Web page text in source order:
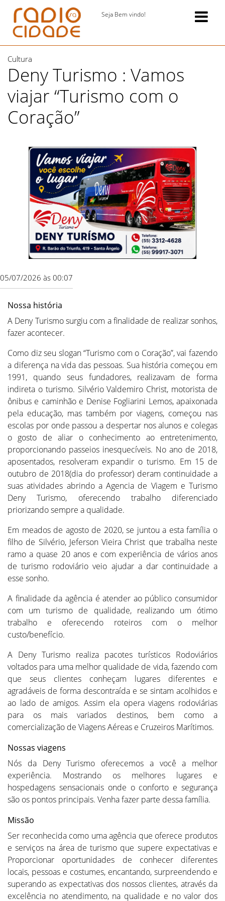
Seja Bem vindo!
Cultura
Deny Turismo : Vamos
viajar “Turismo com o
Coração”
05/07/2026 às 00:07
Nossa história
A Deny Turismo surgiu com a finalidade de realizar sonhos,
fazer acontecer.
Como diz seu slogan “Turismo com o Coração”, vai fazendo
a diferença na vida das pessoas. Sua história começou em
1991, quando seus fundadores, realizavam de forma
indireta o turismo. Silvério Valdemiro Christ, motorista de
ônibus e caminhão e Denise Fogliarini Lemos, apaixonada
pela educação, mas também por viagens, começou nas
escolas por onde passou a despertar nos alunos e colegas
o gosto de aliar o conhecimento ao entretenimento,
proporcionando passeios inesquecíveis. No ano de 2018,
aposentados, resolveram expandir o turismo. Em 15 de
outubro de 2018(dia do professor) deram continuidade a
suas atividades abrindo a Agencia de Viagem e Turismo
Deny Turismo, oferecendo trabalho diferenciado
priorizando sempre a qualidade.
Em meados de agosto de 2020, se juntou a esta família o
filho de Silvério, Jeferson Vieira Christ que trabalha neste
ramo a quase 20 anos e com experiência de vários anos
de turismo rodoviário veio ajudar a dar continuidade a
esse sonho.
A finalidade da agência é atender ao público consumidor
com um turismo de qualidade, realizando um ótimo
trabalho e oferecendo roteiros com o melhor
custo/benefício.
A Deny Turismo realiza pacotes turísticos Rodoviários
voltados para uma melhor qualidade de vida, fazendo com
que seus clientes conheçam lugares diferentes e
agradáveis de forma descontraída e se sintam acolhidos e
ao lado de amigos. Assim ela opera viagens rodoviárias
para os mais variados destinos, bem como a
comercialização de Viagens Aéreas e Cruzeiros Marítimos.
Nossas viagens
Nós da Deny Turismo oferecemos a você a melhor
experiência. Mostrando os melhores lugares e
hospedagens sensacionais onde o conforto e segurança
são os pontos principais. Venha fazer parte dessa família.
Missão
Ser reconhecida como uma agência que oferece produtos
e serviços na área de turismo que supere expectativas e
Proporcionar oportunidades de conhecer diferentes
locais, pessoas e costumes, encantando, surpreendendo e
superando as expectativas dos nossos clientes, através da
excelência no atendimento, na qualidade e no valor dos